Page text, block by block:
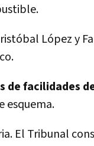
López y
de facilidades
esquema.
El Tribunal